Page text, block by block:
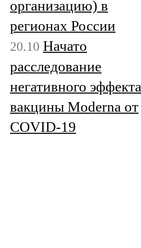
организацию) в
регионах России
20.10 Начато
расследование
негативного эффекта
вакцины Moderna от
COVID-19